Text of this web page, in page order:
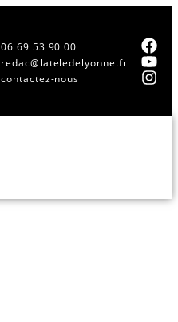
06 69 53 90 00
redac@lateledelyonne.fr
contactez-nous